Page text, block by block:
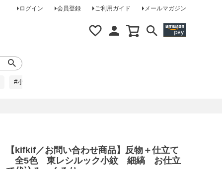
ログイン 会員登録 ご利用ガイド メールマガジン
#小柄な方に
【kifkif／お問い合わせ商品】反物＋仕立て
全5色 東レシルック小紋 細縞 お仕立